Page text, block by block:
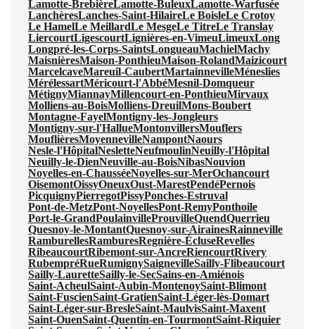
Lamotte-BrebièreLamotte-BuleuxLamotte-Warfusée
LanchèresLanches-Saint-HilaireLe BoisleLe Crotoy
Le HamelLe MeillardLe MesgeLe TitreLe Translay
LiercourtLigescourtLignières-en-VimeuLimeuxLong
Longpré-les-Corps-SaintsLongueauMachielMachy
MaisnièresMaison-PonthieuMaison-RolandMaizicourt
MarcelcaveMareuil-CaubertMartainnevilleMéneslies
MérélessartMéricourt-l'AbbéMesnil-Domqueur
MétignyMiannayMillencourt-en-PonthieuMirvaux
Molliens-au-BoisMolliens-DreuilMons-Boubert
Montagne-FayelMontigny-les-Jongleurs
Montigny-sur-l'HallueMontonvillersMouflers
MouflièresMoyennevilleNampontNaours
Nesle-l'HôpitalNesletteNeufmoulinNeuilly-l'Hôpital
Neuilly-le-DienNeuville-au-BoisNibasNouvion
Noyelles-en-ChausséeNoyelles-sur-MerOchancourt
OisemontOissyOneuxOust-MarestPendéPernois
PicquignyPierregotPissyPonches-Estruval
Pont-de-MetzPont-NoyellesPont-RemyPonthoile
Port-le-GrandPoulainvilleProuvilleQuendQuerrieu
Quesnoy-le-MontantQuesnoy-sur-AirainesRainneville
RamburellesRamburesRegnière-ÉcluseRevelles
RibeaucourtRibemont-sur-AncreRiencourtRivery
RubempréRueRumignySaignevilleSailly-Flibeaucourt
Sailly-LauretteSailly-le-SecSains-en-Amiénois
Saint-AcheulSaint-Aubin-MontenoySaint-Blimont
Saint-FuscienSaint-GratienSaint-Léger-lès-Domart
Saint-Léger-sur-BresleSaint-MaulvisSaint-Maxent
Saint-OuenSaint-Quentin-en-TourmontSaint-Riquier